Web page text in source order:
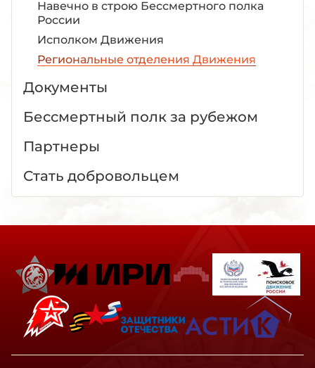
Навечно в строю Бессмертного полка
России
Исполком Движения
Региональные отделения Движения
Документы
Бессмертный полк за рубежом
Партнеры
Стать добровольцем